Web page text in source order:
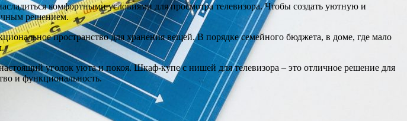
комфортными условиями для просмотра телевизора. Чтобы создать уютную и
решением.
пространство для хранения вещей. В порядке семейного бюджета, в доме, где мало
уголок уюта и покоя. Шкаф-купе с нишей для телевизора – это отличное решение для
и функциональность.